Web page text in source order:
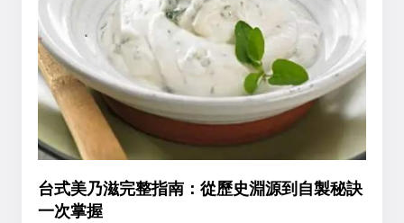
台式美乃滋完整指南：從歷史淵源到自製秘訣
一次掌握